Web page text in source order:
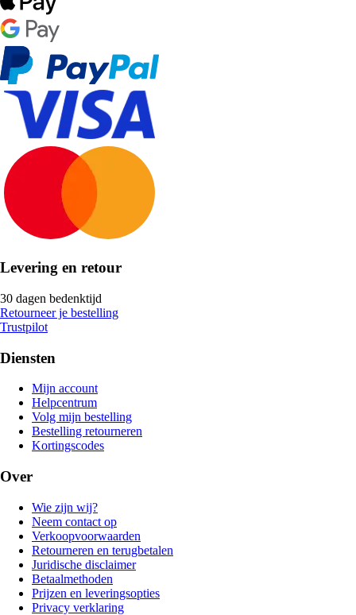
Levering en retour
30 dagen bedenktijd
Retourneer je bestelling
Trustpilot
Diensten
Mijn account
Helpcentrum
Volg mijn bestelling
Bestelling retourneren
Kortingscodes
Over
Wie zijn wij?
Neem contact op
Verkoopvoorwaarden
Retourneren en terugbetalen
Juridische disclaimer
Betaalmethoden
Prijzen en leveringsopties
Privacy verklaring